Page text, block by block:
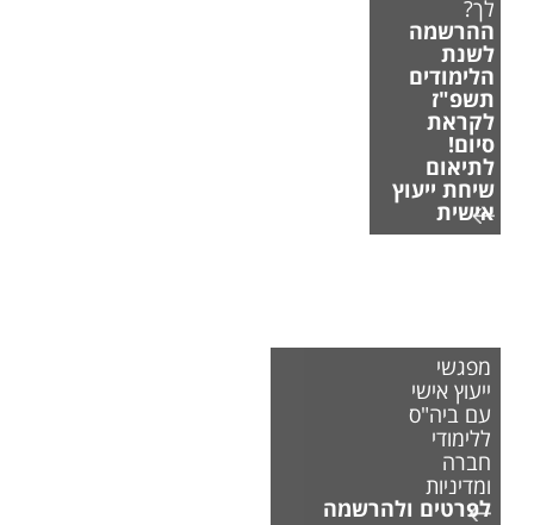
לך?
ההרשמה
לשנת
הלימודים
תשפ"ז
לקראת
סיום!
לתיאום
שיחת ייעוץ
אישית
מפגשי
ייעוץ אישי
עם ביה"ס
ללימודי
חברה
ומדיניות
לפרטים ולהרשמה